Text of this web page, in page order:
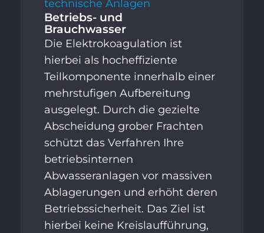
technische Anlagen
Betriebs- und
Brauchwasser
Die Elektrokoagulation ist
hierbei als hocheffiziente
Teilkomponente innerhalb einer
mehrstufigen Aufbereitung
ausgelegt. Durch die gezielte
Abscheidung grober Frachten
schützt das Verfahren Ihre
betriebsinternen
Abwasseranlagen vor massiven
Ablagerungen und erhöht deren
Betriebssicherheit. Das Ziel ist
hierbei keine Kreislaufführung,